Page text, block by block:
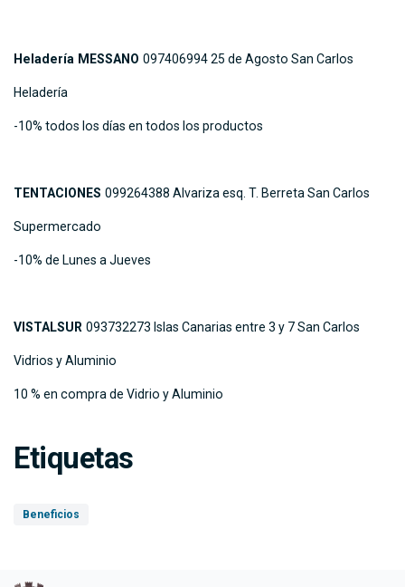
Heladería MESSANO 097406994 25 de Agosto San Carlos
Heladería
-10% todos los días en todos los productos
TENTACIONES 099264388 Alvariza esq. T. Berreta San Carlos
Supermercado
-10% de Lunes a Jueves
VISTALSUR 093732273 Islas Canarias entre 3 y 7 San Carlos
Vidrios y Aluminio
10 % en compra de Vidrio y Aluminio
Etiquetas
Beneficios